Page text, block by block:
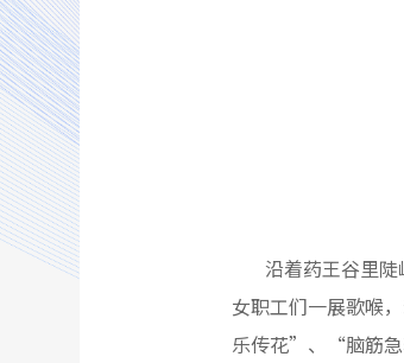
沿着药王谷里
女职工们一展歌喉
乐传花”、“脑筋急